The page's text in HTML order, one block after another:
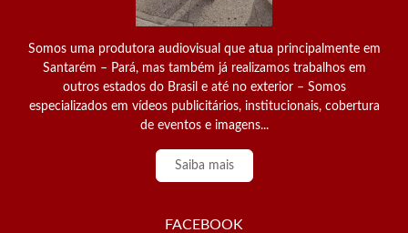
Somos uma produtora audiovisual que atua principalmente em
Santarém – Pará, mas também já realizamos trabalhos em
outros estados do Brasil e até no exterior – Somos
especializados em vídeos publicitários, institucionais, cobertura
de eventos e imagens...
Saiba mais
FACEBOOK